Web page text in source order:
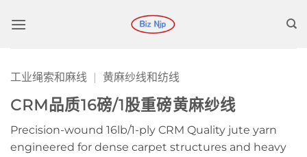
工业绳索和麻线 | 黄麻纱线和纺线
CRM品质16磅/1股重磅黄麻纱线
Precision-wound 16lb/1-ply CRM Quality jute yarn
engineered for dense carpet structures and heavy